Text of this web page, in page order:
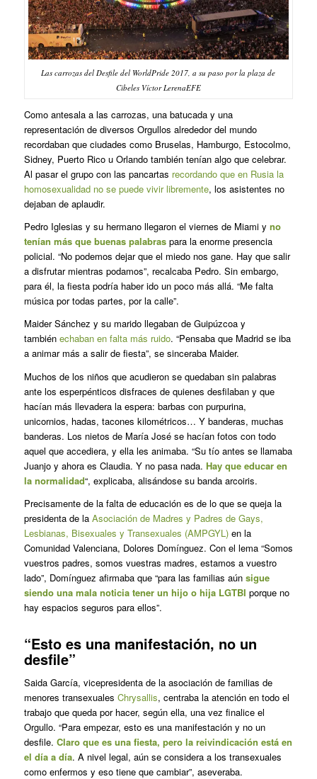
Las carrozas del Desfile del WorldPride 2017, a su paso por la plaza de
Cibeles Víctor LerenaEFE
Como antesala a las carrozas, una batucada y una
representación de diversos Orgullos alrededor del mundo
recordaban que ciudades como Bruselas, Hamburgo, Estocolmo,
Sidney, Puerto Rico u Orlando también tenían algo que celebrar.
Al pasar el grupo con las pancartas recordando que en Rusia la
homosexualidad no se puede vivir libremente, los asistentes no
dejaban de aplaudir.
Pedro Iglesias y su hermano llegaron el viernes de Miami y no
tenían más que buenas palabraspara la enorme presencia
policial. “No podemos dejar que el miedo nos gane. Hay que salir
a disfrutar mientras podamos”, recalcaba Pedro. Sin embargo,
para él, la fiesta podría haber ido un poco más allá. “Me falta
música por todas partes, por la calle”.
Maider Sánchez y su marido llegaban de Guipúzcoa y
también echaban en falta más ruido. “Pensaba que Madrid se iba
a animar más a salir de fiesta”, se sinceraba Maider.
Muchos de los niños que acudieron se quedaban sin palabras
ante los esperpénticos disfraces de quienes desfilaban y que
hacían más llevadera la espera: barbas con purpurina,
unicornios, hadas, tacones kilométricos… Y banderas, muchas
banderas. Los nietos de María José se hacían fotos con todo
aquel que accediera, y ella les animaba. “Su tío antes se llamaba
Juanjo y ahora es Claudia. Y no pasa nada. Hay que educar en
la normalidad“, explicaba, alisándose su banda arcoiris.
Precisamente de la falta de educación es de lo que se queja la
presidenta de la Asociación de Madres y Padres de Gays,
Lesbianas, Bisexuales y Transexuales (AMPGYL) en la
Comunidad Valenciana, Dolores Domínguez. Con el lema “Somos
vuestros padres, somos vuestras madres, estamos a vuestro
lado”, Domínguez afirmaba que “para las familias aúnsigue
siendo una mala noticia tener un hijo o hija LGTBI porque no
hay espacios seguros para ellos”.
“Esto es una manifestación, no un
desfile”
Saida García, vicepresidenta de la asociación de familias de
menores transexuales Chrysallis, centraba la atención en todo el
trabajo que queda por hacer, según ella, una vez finalice el
Orgullo. “Para empezar, esto es una manifestación y no un
desfile. Claro que es una fiesta, pero la reivindicación está en
el día a día. A nivel legal, aún se considera a los transexuales
como enfermos y eso tiene que cambiar”, aseveraba.